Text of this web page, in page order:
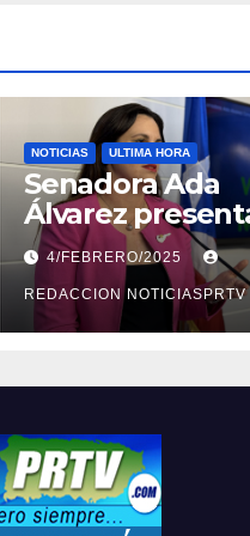
NOTICIAS ULTIMA HORA
Senadora Ada
Álvarez
medidas ante la
violencia en el
noviazgo
4/FEBRERO/2025
REDACCION NOTICIASPRTV